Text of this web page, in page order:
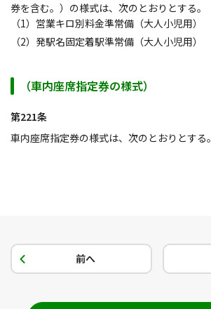
券を含む。）の様式は、次のとおりとする。
（1）営業キロ別料金準常備（大人小児用）
（2）発駅名固定着駅準常備（大人小児用）
（車内座席指定券の様式）
第221条
車内座席指定券の様式は、次のとおりとする。
前へ